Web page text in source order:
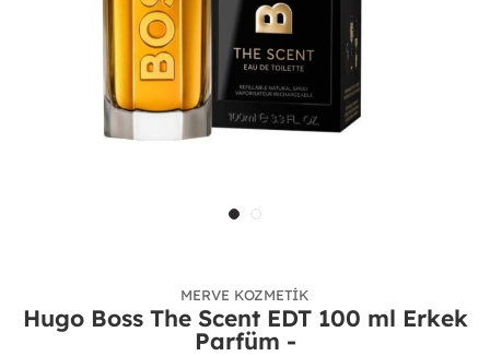
MERVE KOZMETIK
Hugo Boss The Scent EDT 100 ml Erkek
Parfüm -